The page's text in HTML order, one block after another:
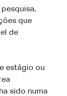
que
de
estágio ou
sido numa